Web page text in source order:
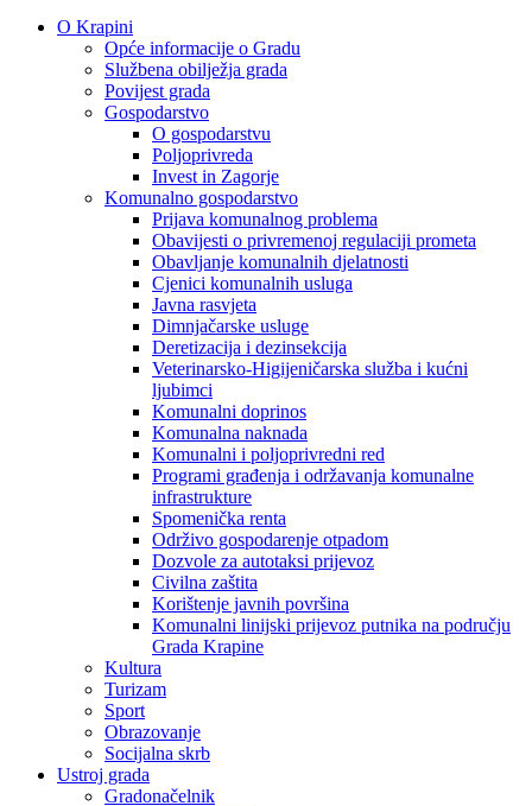
O Krapini
Opće informacije o Gradu
Službena obilježja grada
Povijest grada
Gospodarstvo
O gospodarstvu
Poljoprivreda
Invest in Zagorje
Komunalno gospodarstvo
Prijava komunalnog problema
Obavijesti o privremenoj regulaciji prometa
Obavljanje komunalnih djelatnosti
Cjenici komunalnih usluga
Javna rasvjeta
Dimnjačarske usluge
Deretizacija i dezinsekcija
Veterinarsko-Higijeničarska služba i kućni
ljubimci
Komunalni doprinos
Komunalna naknada
Komunalni i poljoprivredni red
Programi građenja i održavanja komunalne
infrastrukture
Spomenička renta
Održivo gospodarenje otpadom
Dozvole za autotaksi prijevoz
Civilna zaštita
Korištenje javnih površina
Komunalni linijski prijevoz putnika na području
Grada Krapine
Kultura
Turizam
Sport
Obrazovanje
Socijalna skrb
Ustroj grada
Gradonačelnik